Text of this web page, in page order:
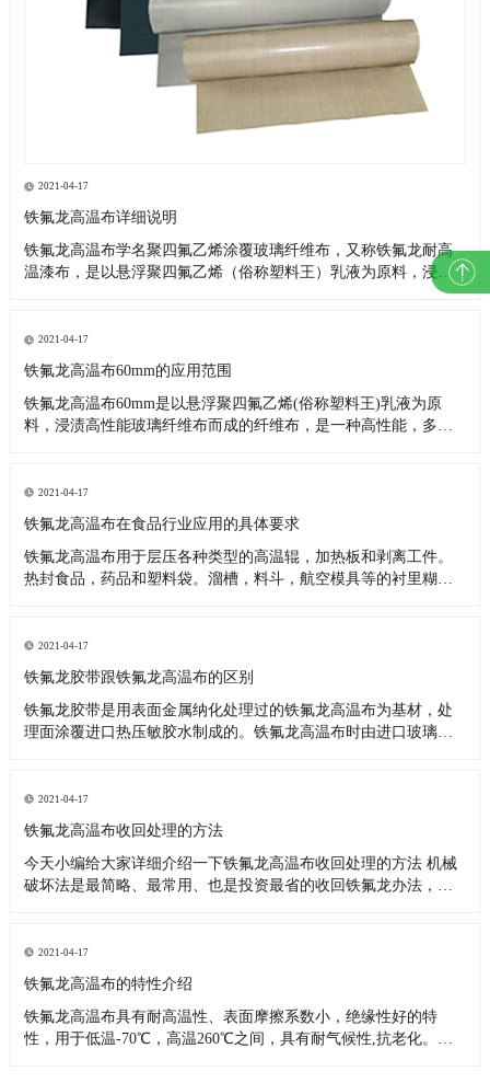
2021-04-17
铁氟龙高温布详细说明
铁氟龙高温布学名聚四氟乙烯涂覆玻璃纤维布，又称铁氟龙耐高
温漆布，是以悬浮聚四氟乙烯（俗称塑料王）乳液为原料，浸渍
高性能玻璃纤维布而成。是一种高性能，多用途的复合材料新产
环保、印染、服装、化工、玻璃、医药、电子、绝缘、建筑（棚
顶膜结构基布
2021-04-17
铁氟龙高温布60mm的应用范围
铁氟龙高温布60mm是以悬浮聚四氟乙烯(俗称塑料王)乳液为原
料，浸渍高性能玻璃纤维布而成的纤维布，是一种高性能，多用
不但强度不会变低，而且重量也不减少;在350℃高温
2021-04-17
铁氟龙高温布在食品行业应用的具体要求
铁氟龙高温布用于层压各种类型的高温辊，加热板和剥离工件。
热封食品，药品和塑料袋。溜槽，料斗，航空模具等的衬里糊
附，耐腐蚀和耐高温表面处理。它用于包装，热塑性塑料，复合
材料，密封和热封，电子
2021-04-17
铁氟龙胶带跟铁氟龙高温布的区别
铁氟龙胶带是用表面金属纳化处理过的铁氟龙高温布为基材，处
理面涂覆进口热压敏胶水制成的。铁氟龙高温布时由进口玻璃纤
性能是一样的，知识应用范围有区别而已。 铁氟龙胶带主要应
用： 1、各类高温
2021-04-17
铁氟龙高温布收回处理的方法
今天小编给大家详细介绍一下铁氟龙高温布收回处理的方法 机械
破坏法是最简略、最常用、也是投资最省的收回铁氟龙办法，机
经过机械破坏的办法收回运用。机械破坏的办法比较多。可以辐
照或冷冻之后破坏
2021-04-17
铁氟龙高温布的特性介绍
铁氟龙高温布具有耐高温性、表面摩擦系数小，绝缘性好的特
性，用于低温-70℃，高温260℃之间，具有耐气候性,抗老化。非